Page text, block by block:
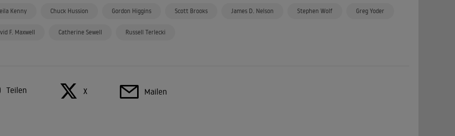
Kenny Chuck Hussion Gordon Higgins Scott Brooks James D. Nelson Stephen Wolf Greg Yoder
F. Maxwell Catherine Sewell Russell Terlecki
Teilen X Mailen